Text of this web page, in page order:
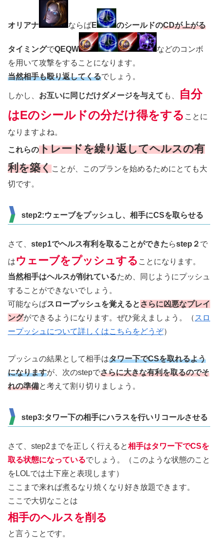
オリアナ ならばE のシールドのCDが上がる
タイミングでQEQW
などのコンボ
を用いて攻撃をすることになります。
当然相手も殴り返してくるでしょう。
しかし、 お互いに同じだけダメージを与えて も、
自分
はEのシールドの分だけ得をする ことに
なりますよね。
これらのトレードを繰り返してヘルスの有
利を築くことが、このプランを始めるためにとても大
切です。
step2:ウェーブをプッシュし、相手にCSを取らせる
さて、 step1でヘルス有利を取ることができたらstep２ で
はウェーブをプッシュする ことになります。
当然相手はヘルスが削れているため、同じようにプッシュ
することができないでしょう。
可能ならばスロープッシュを覚えると さらに凶悪なプレイ
ングができるようになります。ぜひ覚えましょう。（ スロ
ープッシュについて詳しくはこちらをどうぞ）
プッシュの結果として相手はタワー下でCSを取れるよう
になりますが、次のstepでさらに大きな有利を取るのでそ
れの準備と考えて割り切りましょう。
step3:タワー下の相手にハラスを行いリコールさせる
さて、step2までを正しく行えると相手はタワー下でCSを
取る状態になっているでしょう。（このような状態のこと
をLOLでは土下座と表現します）
ここまで来れば煮るなり焼くなり好き放題できます。
ここで大切なことは
相手のヘルスを削る
と言うことです。